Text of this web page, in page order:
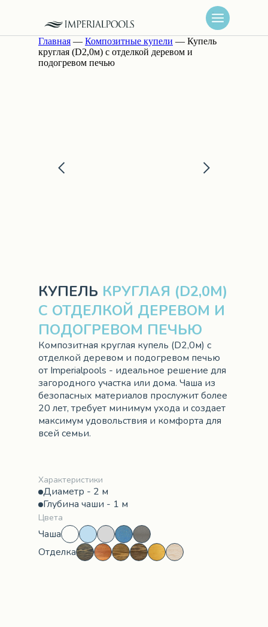
Главная — Композитные купели — Купель
круглая (D2,0м) с отделкой деревом и
подогревом печью
КУПЕЛЬ КРУГЛАЯ (D2,0М)
С ОТДЕЛКОЙ ДЕРЕВОМ И
ПОДОГРЕВОМ ПЕЧЬЮ
Композитная круглая купель (D2,0м) с
отделкой деревом и подогревом печью
от Imperialpools - идеальное решение для
загородного участка или дома. Чаша из
безопасных материалов прослужит более
20 лет, требует минимум ухода и создает
максимум удовольствия и комфорта для
всей семьи.
Характеристики
Диаметр - 2 м
Глубина чаши - 1 м
Цвета
Чаша
Отделка